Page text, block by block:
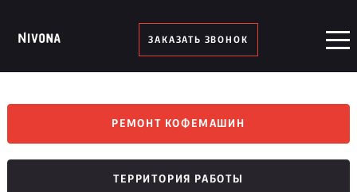
ЗАКАЗАТЬ ЗВОНОК
РЕМОНТ КОФЕМАШИН
ТЕРРИТОРИЯ РАБОТЫ